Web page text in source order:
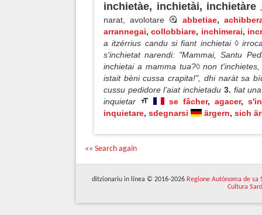
inchietàe, inchietài, inchietàre
narat, avolotare
abbetiae,
arrannegai,collobbiare, inchimerai,
a itzérrius candu si fiant inchietai ◊
s'inchietat narendi: "Mammai, Santu
inchietai a mamma tua?◊ non
istait bèni cussa crapita!", dhi naràt sa
cussu pedidore l’aiat inchietadu 3. fiat
inquietar
se fâcher, agacer,
inquietare, sdegnarsi ärgern, sich
«« Search again
ditzionariu in línea © 2016-2026 Regione Autònoma de sa
Cultura